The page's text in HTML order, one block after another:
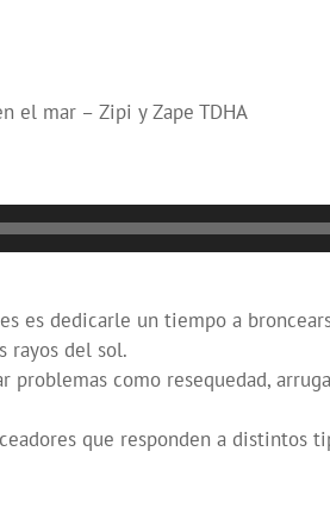
el mar – Zipi y Zape TDHA
es dedicarle un tiempo a
rayos del sol.
como resequedad,
que responden a distintos